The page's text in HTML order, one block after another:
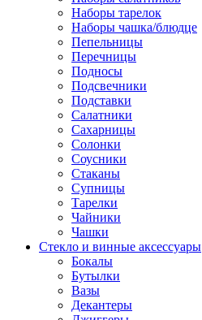
Наборы тарелок
Наборы чашка/блюдце
Пепельницы
Перечницы
Подносы
Подсвечники
Подставки
Салатники
Сахарницы
Солонки
Соусники
Стаканы
Супницы
Тарелки
Чайники
Чашки
Стекло и винные аксессуары
Бокалы
Бутылки
Вазы
Декантеры